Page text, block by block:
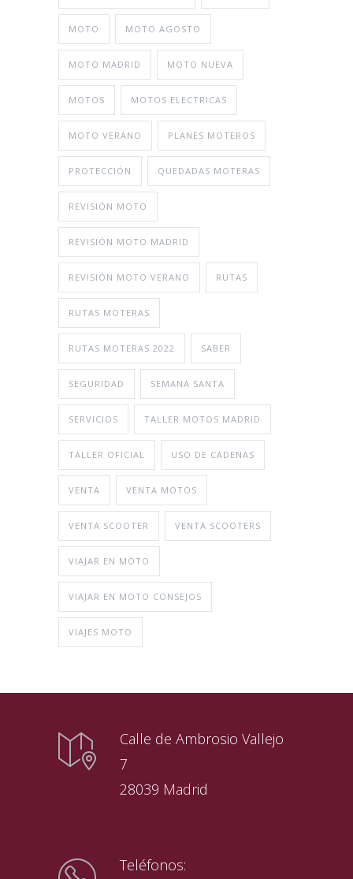
MOTO MOTO AGOSTO
MOTO MADRID MOTO NUEVA
MOTOS MOTOS ELECTRICAS
MOTO VERANO PLANES MOTEROS
PROTECCIÓN QUEDADAS MOTERAS
REVISIÓN MOTO
REVISIÓN MOTO MADRID
REVISIÓN MOTO VERANO RUTAS
RUTAS MOTERAS
RUTAS MOTERAS 2022 SABER
SEGURIDAD SEMANA SANTA
SERVICIOS TALLER MOTOS MADRID
TALLER OFICIAL USO DE CADENAS
VENTA VENTA MOTOS
VENTA SCOOTER VENTA SCOOTERS
VIAJAR EN MOTO
VIAJAR EN MOTO CONSEJOS
VIAJES MOTO
Calle de Ambrosio Vallejo
7
28039 Madrid
Teléfonos: